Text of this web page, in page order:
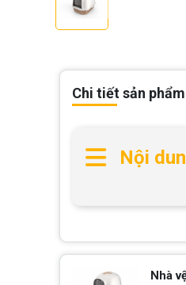
Chi tiết sản phẩm
Nội
Nhà